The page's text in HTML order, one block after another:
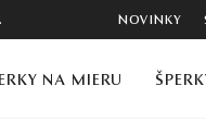
NOVINKY
NA MIERU